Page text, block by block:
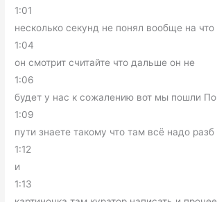
1:01
несколько секунд не понял вообще на что
1:04
он смотрит считайте что дальше он не
1:06
будет у нас к сожалению вот мы пошли По
1:09
пути знаете такому что там всё надо разб
1:12
и
1:13